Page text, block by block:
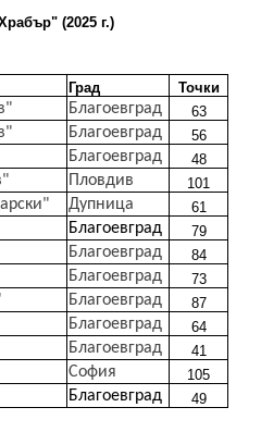
(2025 г.)
Град Точки
Благоевград 63
Благоевград 56
Благоевград 48
Пловдив 101
Дупница 61
Благоевград 79
Благоевград 84
Благоевград 73
Благоевград 87
Благоевград 64
Благоевград 41
София 105
Благоевград 49